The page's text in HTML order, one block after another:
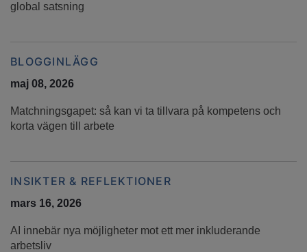
global satsning
BLOGGINLÄGG
maj 08, 2026
Matchningsgapet: så kan vi ta tillvara på kompetens och
korta vägen till arbete
INSIKTER & REFLEKTIONER
mars 16, 2026
AI innebär nya möjligheter mot ett mer inkluderande
arbetsliv